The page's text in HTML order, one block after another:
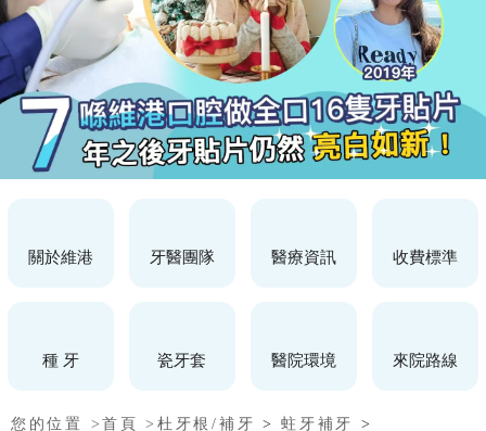
關於維港 牙醫團隊 醫療資訊 收費標準
種 牙 瓷牙套 醫院環境 來院路線
您的位置 >首頁 >杜牙根/補牙 >蛀牙補牙 >